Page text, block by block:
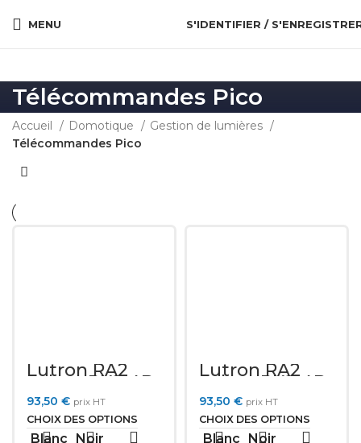
MENU S'IDENTIFIER /
Télécommandes Pico
Accueil Domotique
Gestion de lumières
Télécommandes Pico
Lutron RA2
Select PK2-4B-
Txx-P03
93,50 € prix HT
CHOIX DES OPTIONS
Blanc Noir
Lutron RA2
Select PK2-4B-
Txx-P02
93,50 € prix HT
CHOIX DES OPTIONS
Blanc Noir